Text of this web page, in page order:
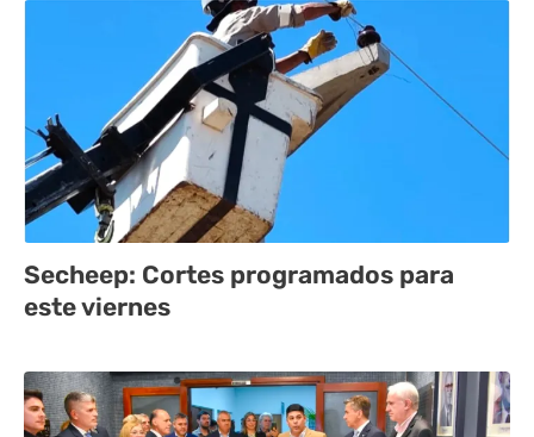
Secheep: Cortes programados para
este viernes